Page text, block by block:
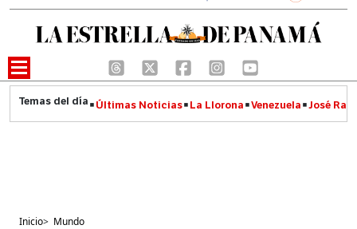
Últimas Noticias La Llorona Venezuela José
Inicio> Mundo